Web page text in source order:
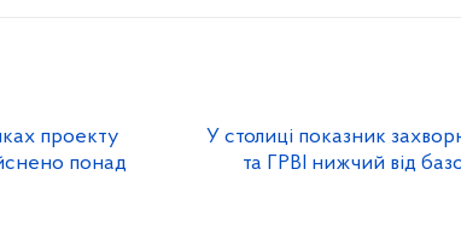
проекту
понад
У столиці показник
та ГРВІ нижчий від